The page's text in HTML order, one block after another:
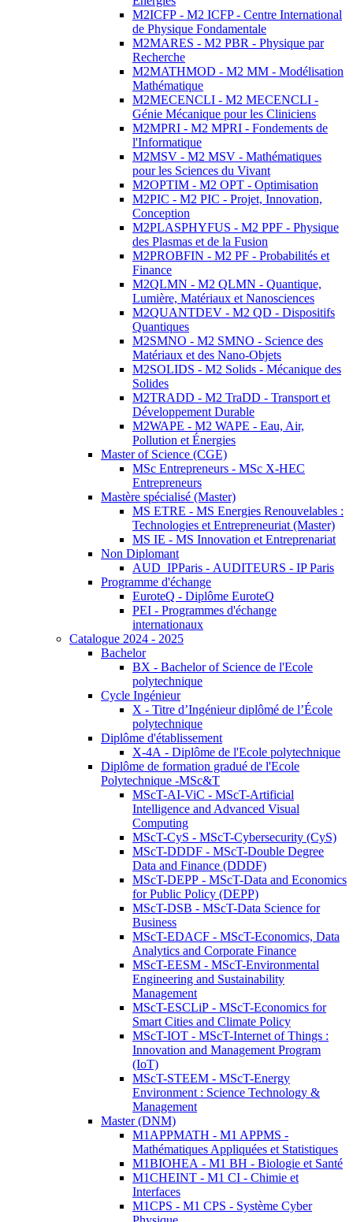
M2ICFP - M2 ICFP - Centre International
de Physique Fondamentale
M2MARES - M2 PBR - Physique par
Recherche
M2MATHMOD - M2 MM - Modélisation
Mathématique
M2MECENCLI - M2 MECENCLI -
Génie Mécanique pour les Cliniciens
M2MPRI - M2 MPRI - Fondements de
l'Informatique
M2MSV - M2 MSV - Mathématiques
pour les Sciences du Vivant
M2OPTIM - M2 OPT - Optimisation
M2PIC - M2 PIC - Projet, Innovation,
Conception
M2PLASPHYFUS - M2 PPF - Physique
des Plasmas et de la Fusion
M2PROBFIN - M2 PF - Probabilités et
Finance
M2QLMN - M2 QLMN - Quantique,
Lumière, Matériaux et Nanosciences
M2QUANTDEV - M2 QD - Dispositifs
Quantiques
M2SMNO - M2 SMNO - Science des
Matériaux et des Nano-Objets
M2SOLIDS - M2 Solids - Mécanique des
Solides
M2TRADD - M2 TraDD - Transport et
Développement Durable
M2WAPE - M2 WAPE - Eau, Air,
Pollution et Énergies
Master of Science (CGE)
MSc Entrepreneurs - MSc X-HEC
Entrepreneurs
Mastère spécialisé (Master)
MS ETRE - MS Energies Renouvelables :
Technologies et Entrepreneuriat (Master)
MS IE - MS Innovation et Entreprenariat
Non Diplomant
AUD_IPParis - AUDITEURS - IP Paris
Programme d'échange
EuroteQ - Diplôme EuroteQ
PEI - Programmes d'échange
internationaux
Catalogue 2024 - 2025
Bachelor
BX - Bachelor of Science de l'Ecole
polytechnique
Cycle Ingénieur
X - Titre d’Ingénieur diplômé de l’École
polytechnique
Diplôme d'établissement
X-4A - Diplôme de l'Ecole polytechnique
Diplôme de formation gradué de l'Ecole
Polytechnique -MSc&T
MScT-AI-ViC - MScT-Artificial
Intelligence and Advanced Visual
Computing
MScT-CyS - MScT-Cybersecurity (CyS)
MScT-DDDF - MScT-Double Degree
Data and Finance (DDDF)
MScT-DEPP - MScT-Data and Economics
for Public Policy (DEPP)
MScT-DSB - MScT-Data Science for
Business
MScT-EDACF - MScT-Economics, Data
Analytics and Corporate Finance
MScT-EESM - MScT-Environmental
Engineering and Sustainability
Management
MScT-ESCLiP - MScT-Economics for
Smart Cities and Climate Policy
MScT-IOT - MScT-Internet of Things :
Innovation and Management Program
(IoT)
MScT-STEEM - MScT-Energy
Environment : Science Technology &
Management
Master (DNM)
M1APPMATH - M1 APPMS -
Mathématiques Appliquées et Statistiques
M1BIOHEA - M1 BH - Biologie et Santé
M1CHEINT - M1 CI - Chimie et
Interfaces
M1CPS - M1 CPS - Système Cyber